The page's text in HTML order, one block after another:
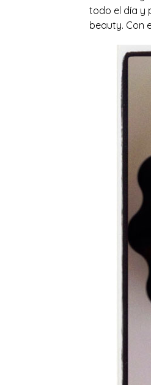
todo el día y
beauty. Con